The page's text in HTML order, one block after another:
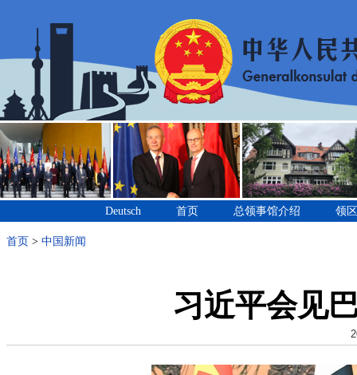
Deutsch 首页 总领事馆介绍 领
首页 > 中国新闻
习近平会见